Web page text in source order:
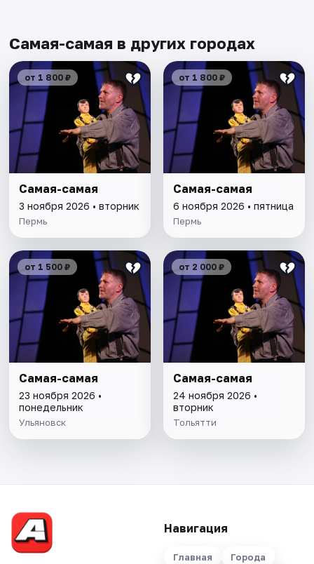
Самая-самая в других городах
от 1 800 ₽
Самая-самая
3 ноября 2026 • вторник
Пермь
от 1 800 ₽
Самая-самая
6 ноября 2026 • пятница
Пермь
от 1 500 ₽
Самая-самая
23 ноября 2026 •
понедельник
Ульяновск
от 2 000 ₽
Самая-самая
24 ноября 2026 •
вторник
Тольятти
Навигация
Главная Города